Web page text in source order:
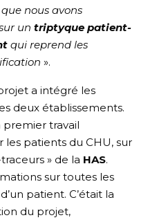
nous avons
un triptyque patient-
qui reprend les
».
a intégré les
deux établissements.
premier travail
les patients du CHU, sur
» de la HAS.
sur toutes les
patient. C’était la
du projet,